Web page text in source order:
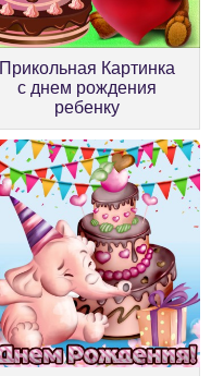
Прикольная Картинка
с днем рождения
ребенку